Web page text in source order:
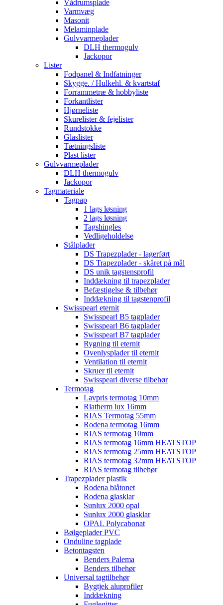
Vådrumsplade
Varmvæg
Masonit
Melaminplade
Gulvvarmeplader
DLH thermogulv
Jackopor
Lister
Fodpanel & Indfatninger
Skygge. / Hulkehl. & kvartstaf
Forrammetræ & hobbyliste
Forkantlister
Hjørneliste
Skurelister & fejelister
Rundstokke
Glaslister
Tætningsliste
Plast lister
Gulvvarmeplader
DLH thermogulv
Jackopor
Tagmateriale
Tagpap
1 lags løsning
2 lags løsning
Tagshingles
Vedligeholdelse
Stålplader
DS Trapezplader - lagerført
DS Trapezplader - skåret på mål
DS unik tagstensprofil
Inddækning til trapezplader
Befæstigelse & tilbehør
Inddækning til tagstenprofil
Swisspearl eternit
Swisspearl B5 tagplader
Swisspearl B6 tagplader
Swisspearl B7 tagplader
Rygning til eternit
Ovenlysplader til eternit
Ventilation til eternit
Skruer til eternit
Swisspearl diverse tilbehør
Termotag
Lavpris termotag 10mm
Riatherm lux 16mm
RIAS Termotag 55mm
Rodena termotag 16mm
RIAS termotag 10mm
RIAS termotag 16mm HEATSTOP
RIAS termotag 25mm HEATSTOP
RIAS termotag 32mm HEATSTOP
RIAS termotag tilbehør
Trapezplader plastik
Rodena blåtonet
Rodena glasklar
Sunlux 2000 opal
Sunlux 2000 glasklar
OPAL Polycabonat
Bølgeplader PVC
Onduline tagplade
Betontagsten
Benders Palema
Benders tilbehør
Universal tagtilbehør
Bygtjek aluprofiler
Inddækning